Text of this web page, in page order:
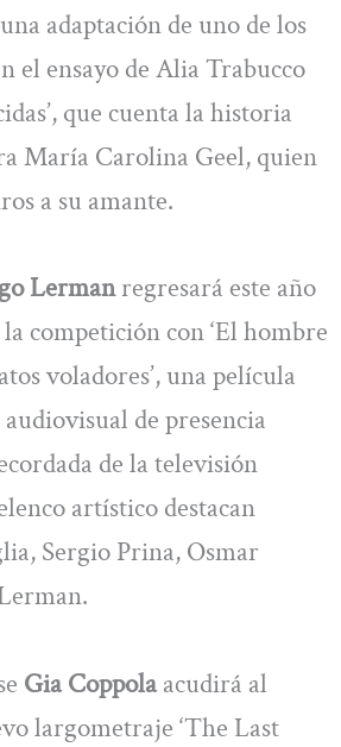
adaptación de uno de los
el ensayo de Alia Trabucco
que cuenta la historia
María Carolina Geel, quien
a su amante.
Lermanregresará este año
competición con ‘El hombre
voladores’, una película
de presencia
de la televisión
artístico destacan
Sergio Prina, Osmar
Gia Coppolaacudirá al
largometraje ‘The Last